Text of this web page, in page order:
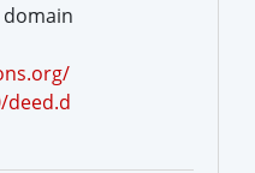
deed.d